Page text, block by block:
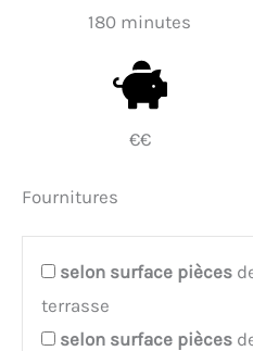
180 minutes
€€
Fournitures
selon surface pièces
terrasse
selon surface pièces